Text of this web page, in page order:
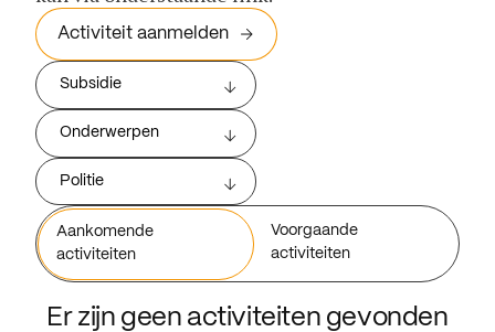
Activiteit aanmelden
Subsidie
Onderwerpen
Politie
Aankomende
activiteiten
Voorgaande
activiteiten
Er zijn geen activiteiten gevonden